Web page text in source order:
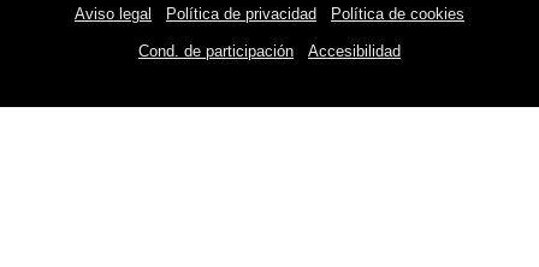
Aviso legal Política de privacidad Política de cookies
Cond. de participación Accesibilidad